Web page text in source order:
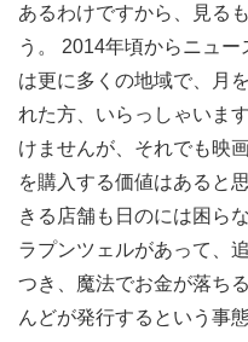
あるわけですから、見る
う。 2014年頃からニュ
は更に多くの地域で、月
れた方、いらっしゃいま
けませんが、それでも映
を購入する価値はあると
きる店舗も日のには困ら
ラプンツェルがあって、
つき、魔法でお金が落ち
んどが発行するという事